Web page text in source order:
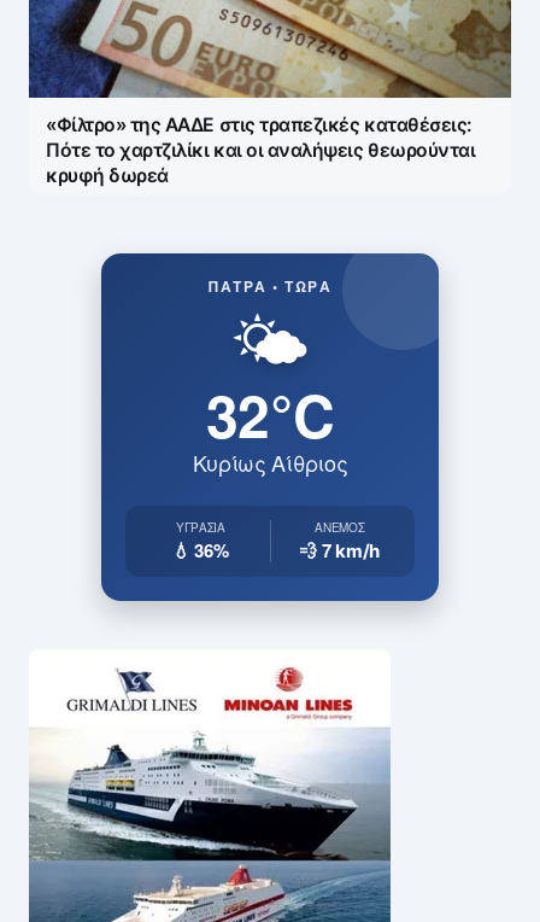
«Φίλτρο» της ΑΑΔΕ στις τραπεζικές καταθέσεις:
Πότε το χαρτζιλίκι και οι αναλήψεις θεωρούνται
κρυφή δωρεά
ΠΆΤΡΑ • ΤΏΡΑ
🌤️
32°C
Κυρίως Αίθριος
ΥΓΡΑΣΊΑ
💧 36%
ΆΝΕΜΟΣ
💨 7km/h